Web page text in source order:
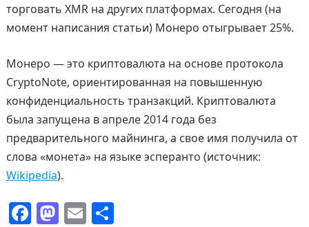
торговать XMR на других платформах. Сегодня (на
момент написания статьи) Монеро отыгрывает 25%.
Монеро — это криптовалюта на основе протокола
CryptoNote, ориентированная на повышенную
конфиденциальность транзакций. Криптовалюта
была запущена в апреле 2014 года без
предварительного майнинга, а свое имя получила от
слова «монета» на языке эсперанто (источник:
Wikipedia).
F M E О